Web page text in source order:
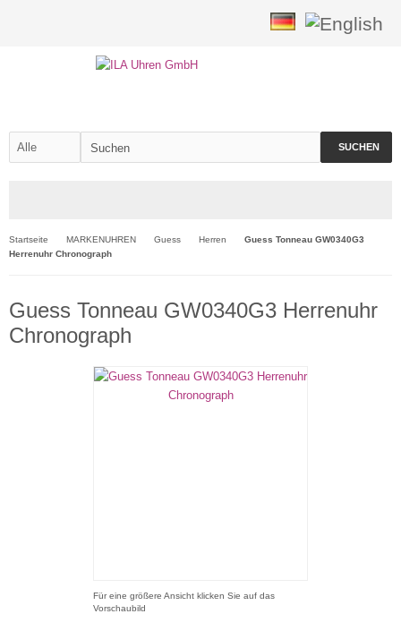
SUCHEN
Startseite MARKENUHREN Guess Herren
Guess Tonneau GW0340G3
Herrenuhr Chronograph
Guess Tonneau GW0340G3 Herrenuhr
Chronograph
Für eine größere Ansicht klicken Sie auf das
Vorschaubild